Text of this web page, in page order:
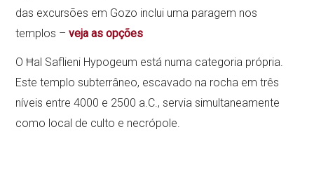
das excursões em Gozo inclui uma paragem nos
templos –veja as opções
O Ħal Saflieni Hypogeum está numa categoria própria.
Este templo subterrâneo, escavado na rocha em três
níveis entre 4000 e 2500 a.C., servia simultaneamente
como local de culto e necrópole.